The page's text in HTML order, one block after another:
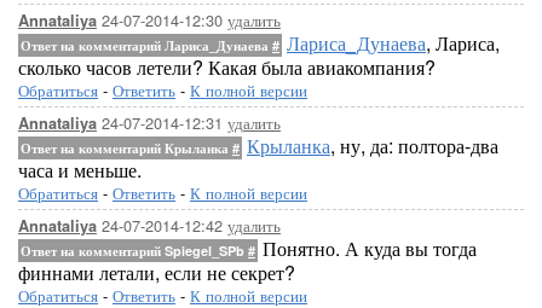
Annataliya 24-07-2014-12:30 удалить
Ответ на комментарий Лариса_Дунаева # Лариса_Дунаева, Лариса,
сколько часов летели? Какая была авиакомпания?
Обратиться - Ответить - К полной версии
Annataliya 24-07-2014-12:31 удалить
Ответ на комментарий Крыланка # Крыланка, ну, да: полтора-два
часа и меньше.
Обратиться - Ответить - К полной версии
Annataliya 24-07-2014-12:42 удалить
Ответ на комментарий Spiegel_SPb # Понятно. А куда вы тогда
финнами летали, если не секрет?
Обратиться - Ответить - К полной версии